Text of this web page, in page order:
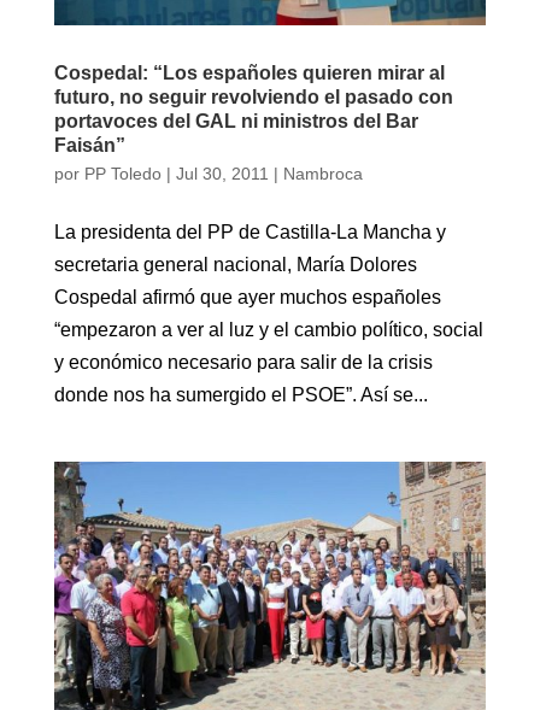
Cospedal: “Los españoles quieren mirar al
futuro, no seguir revolviendo el pasado con
portavoces del GAL ni ministros del Bar
Faisán”
por PP Toledo| Jul 30, 2011 | Nambroca
La presidenta del PP de Castilla-La Mancha y
secretaria general nacional, María Dolores
Cospedal afirmó que ayer muchos españoles
“empezaron a ver al luz y el cambio político, social
y económico necesario para salir de la crisis
donde nos ha sumergido el PSOE”. Así se...